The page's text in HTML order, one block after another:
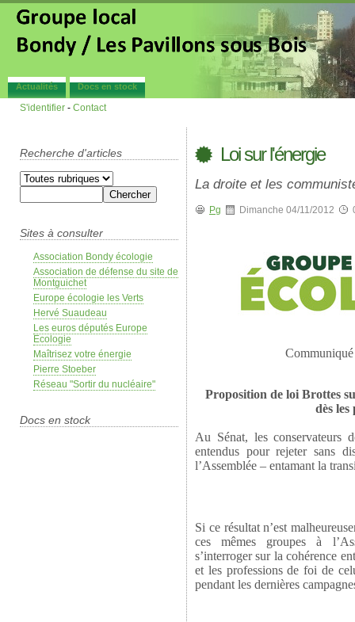
Actualités Docs en stock
S'identifier - Contact
Recherche d'articles
Sites à consulter
Association Bondy écologie
Association de défense du site de
Montguichet
Europe écologie les Verts
Hervé Suaudeau
Les euros députés Europe
Ecologie
Maîtrisez votre énergie
Pierre Stoeber
Réseau "Sortir du nucléaire"
Docs en stock
Loi sur l'énergie
La droite et les
Pg Dimanche 04/11/2012
Communiqué
Proposition de loi Brottes
dès les
Au Sénat, les conservateurs
entendus pour rejeter sans
l’Assemblée – entamant la
Si ce résultat n’est
ces mêmes groupes à
s’interroger sur la cohérence
et les professions de foi de
pendant les dernières